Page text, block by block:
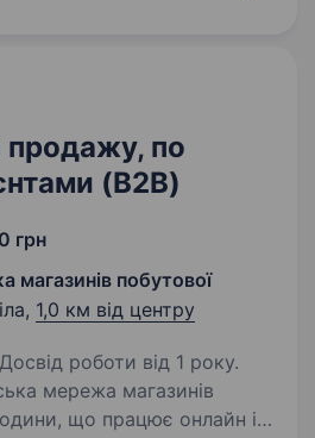
по
(B2B)
грн
магазинів побутової
1,0 км від центру
роботи від 1 року.
мережа магазинів
що працює онлайн і